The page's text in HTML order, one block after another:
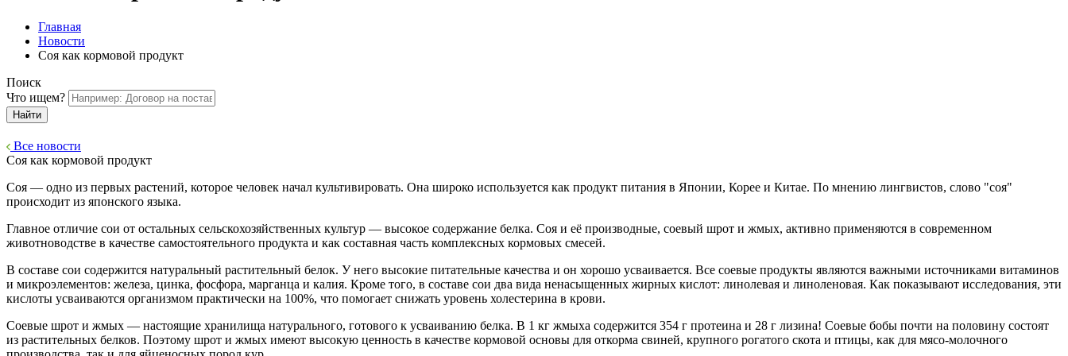
Главная
Новости
Соя как кормовой продукт
Поиск
Что ищем?
Найти
Все новости
Соя как кормовой продукт
Соя — одно из первых растений, которое человек начал культивировать. Она широко используется как продукт питания в Японии, Корее и Китае. По мнению лингвистов, слово "соя"
происходит из японского языка.
Главное отличие сои от остальных сельскохозяйственных культур — высокое содержание белка. Соя и её производные, соевый шрот и жмых, активно применяются в современном
животноводстве в качестве самостоятельного продукта и как составная часть комплексных кормовых смесей.
В составе сои содержится натуральный растительный белок. У него высокие питательные качества и он хорошо усваивается. Все соевые продукты являются важными источниками витаминов
и микроэлементов: железа, цинка, фосфора, марганца и калия. Кроме того, в составе сои два вида ненасыщенных жирных кислот: линолевая и линоленовая. Как показывают исследования, эти
кислоты усваиваются организмом практически на 100%, что помогает снижать уровень холестерина в крови.
Соевые шрот и жмых — настоящие хранилища натурального, готового к усваиванию белка. В 1 кг жмыха содержится 354 г протеина и 28 г лизина! Соевые бобы почти на половину состоят
из растительных белков. Поэтому шрот и жмых имеют высокую ценность в качестве кормовой основы для откорма свиней, крупного рогатого скота и птицы, как для мясо-молочного